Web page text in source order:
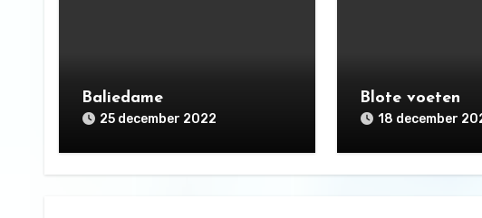
Baliedame
25 december 2022
Blote voeten
18 december